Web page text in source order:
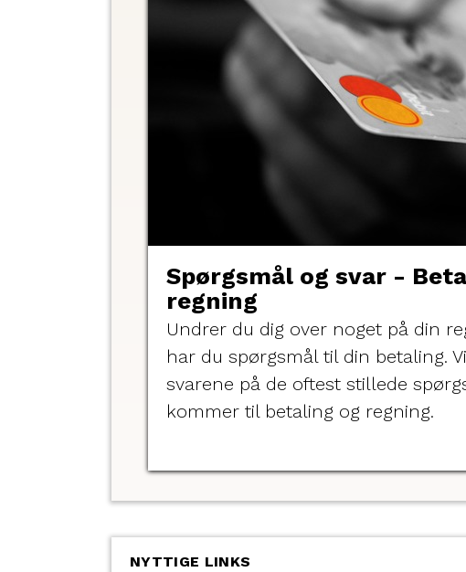
Spørgsmål og svar -
regning
Undrer du dig over noget på din
har du spørgsmål til din betaling.
svarene på de oftest stillede
kommer til betaling og regning.
NYTTIGE LINKS